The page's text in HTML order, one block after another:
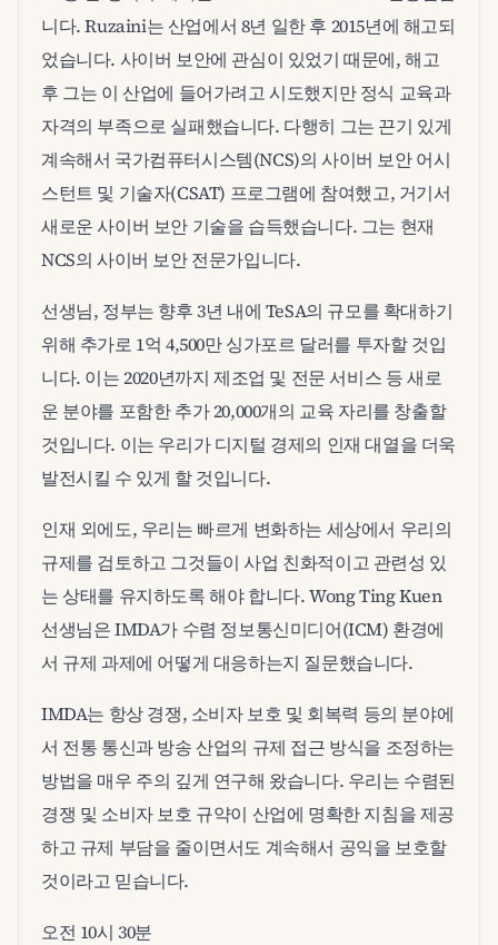
니다. Ruzaini는 산업에서 8년 일한 후 2015년에 해고되
었습니다. 사이버 보안에 관심이 있었기 때문에, 해고
후 그는 이 산업에 들어가려고 시도했지만 정식 교육과
자격의 부족으로 실패했습니다. 다행히 그는 끈기 있게
계속해서 국가컴퓨터시스템(NCS)의 사이버 보안 어시
스턴트 및 기술자(CSAT) 프로그램에 참여했고, 거기서
새로운 사이버 보안 기술을 습득했습니다. 그는 현재
NCS의 사이버 보안 전문가입니다.
선생님, 정부는 향후 3년 내에 TeSA의 규모를 확대하기
위해 추가로 1억 4,500만 싱가포르 달러를 투자할 것입
니다. 이는 2020년까지 제조업 및 전문 서비스 등 새로
운 분야를 포함한 추가 20,000개의 교육 자리를 창출할
것입니다. 이는 우리가 디지털 경제의 인재 대열을 더욱
발전시킬 수 있게 할 것입니다.
인재 외에도, 우리는 빠르게 변화하는 세상에서 우리의
규제를 검토하고 그것들이 사업 친화적이고 관련성 있
는 상태를 유지하도록 해야 합니다. Wong Ting Kuen
선생님은 IMDA가 수렴 정보통신미디어(ICM) 환경에
서 규제 과제에 어떻게 대응하는지 질문했습니다.
IMDA는 항상 경쟁, 소비자 보호 및 회복력 등의 분야에
서 전통 통신과 방송 산업의 규제 접근 방식을 조정하는
방법을 매우 주의 깊게 연구해 왔습니다. 우리는 수렴된
경쟁 및 소비자 보호 규약이 산업에 명확한 지침을 제공
하고 규제 부담을 줄이면서도 계속해서 공익을 보호할
것이라고 믿습니다.
오전 10시 30분